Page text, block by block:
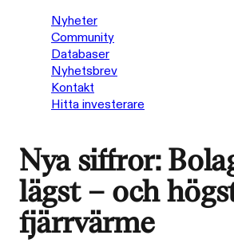
Nyheter
Community
Databaser
Nyhetsbrev
Kontakt
Hitta investerare
Nya siffror:
lägst – och
fjärrvärme